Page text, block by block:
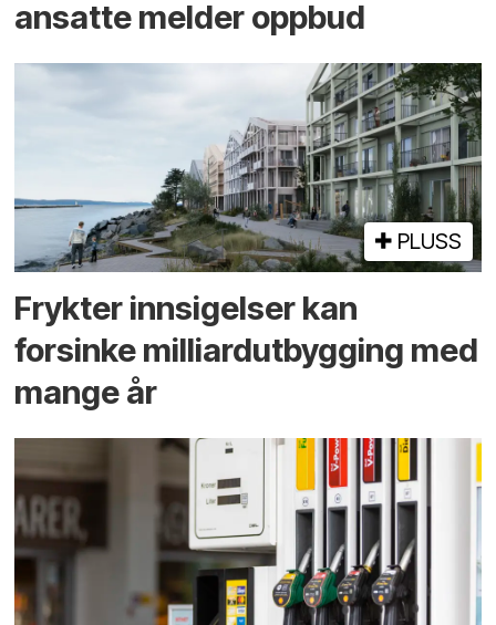
ansatte melder oppbud
PLUSS
Frykter innsigelser kan
forsinke milliard­utbygging med
mange år